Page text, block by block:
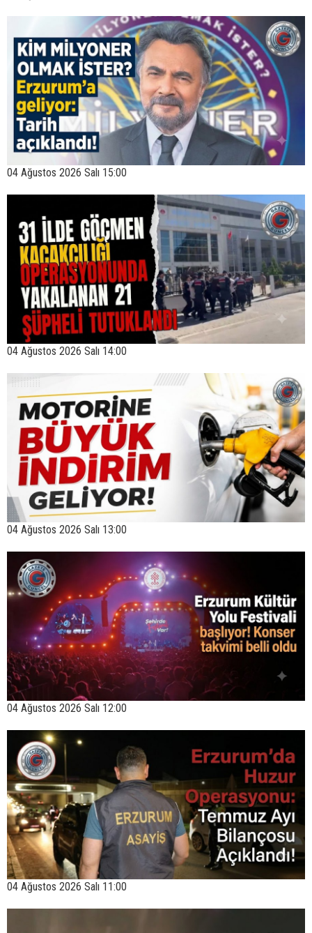
04 Ağustos 2026 Salı 15:00
04 Ağustos 2026 Salı 14:00
04 Ağustos 2026 Salı 13:00
04 Ağustos 2026 Salı 12:00
04 Ağustos 2026 Salı 11:00